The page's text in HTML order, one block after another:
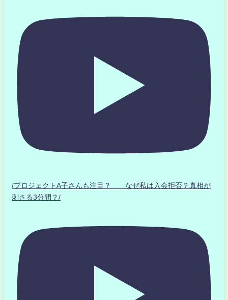
/プロジェクトA子さんも注目？ なぜ私は入会拒否？真相が
刺さる3分間？/